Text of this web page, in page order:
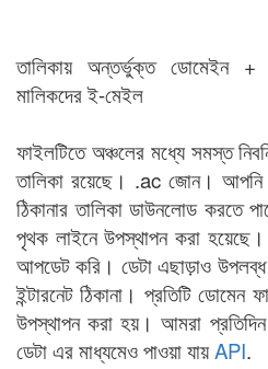
তালিকায় অন্তর্ভুক্ত ডোমেইন +
মালিকদের ই-মেইল
ফাইলটিতে অঞ্চলের মধ্যে সমস্ত
তালিকা রয়েছে। .ac জোন। আপনি
ঠিকানার তালিকা ডাউনলোড করতে
পৃথক লাইনে উপস্থাপন করা
আপডেট করি। ডেটা এছাড়াও
ইন্টারনেট ঠিকানা। প্রতিটি
উপস্থাপন করা হয়। আমরা
ডেটা এর মাধ্যমেও পাওয়া যায়API.